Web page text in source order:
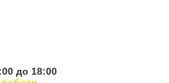
до 18:00